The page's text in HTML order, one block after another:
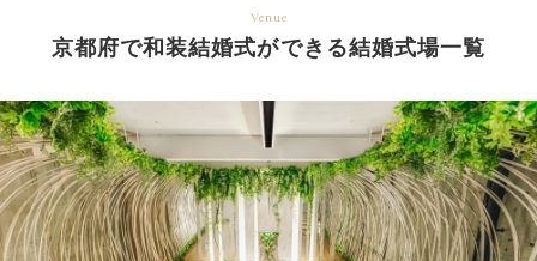
Venue
京都府で和装結婚式ができる結婚式場一覧